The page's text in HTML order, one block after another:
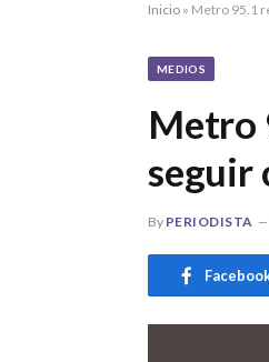
Inicio » Metro 95.1
MEDIOS
Metro
seguir
By PERIODISTA